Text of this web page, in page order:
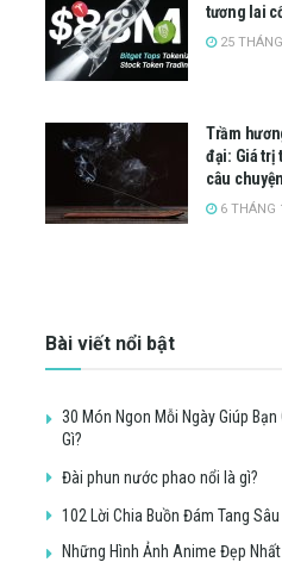
tương lai
25
Trầm
đại: Giá trị
câu
6 THÁNG
Bài viết nổi bật
30 Món Ngon Mỗi Ngày Giúp
Gì?
Đài phun nước phao nổi là gì?
102 Lời Chia Buồn Đám Tang
Những Hình Ảnh Anime Đẹp